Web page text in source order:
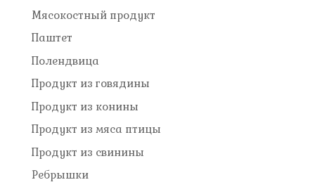
Мясокостный продукт
Паштет
Полендвица
Продукт из говядины
Продукт из конины
Продукт из мяса птицы
Продукт из свинины
Ребрышки